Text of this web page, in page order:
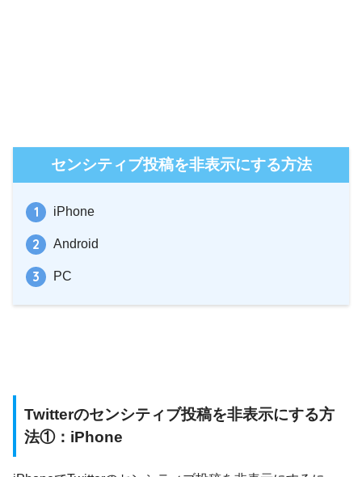
センシティブ投稿を非表示にする方法
iPhone
Android
PC
Twitterのセンシティブ投稿を非表示にする方
法①：iPhone